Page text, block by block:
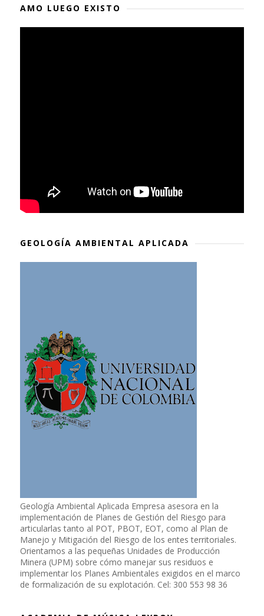
AMO LUEGO EXISTO
GEOLOGÍA AMBIENTAL APLICADA
Geología Ambiental Aplicada Empresa asesora en la
implementación de Planes de Gestión del Riesgo para
articularlas tanto al POT, PBOT, EOT, como al Plan de
Manejo y Mitigación del Riesgo de los entes territoriales.
Orientamos a las pequeñas Unidades de Producción
Minera (UPM) sobre cómo manejar sus residuos e
implementar los Planes Ambientales exigidos en el marco
de formalización de su explotación. Cel: 300 553 98 36